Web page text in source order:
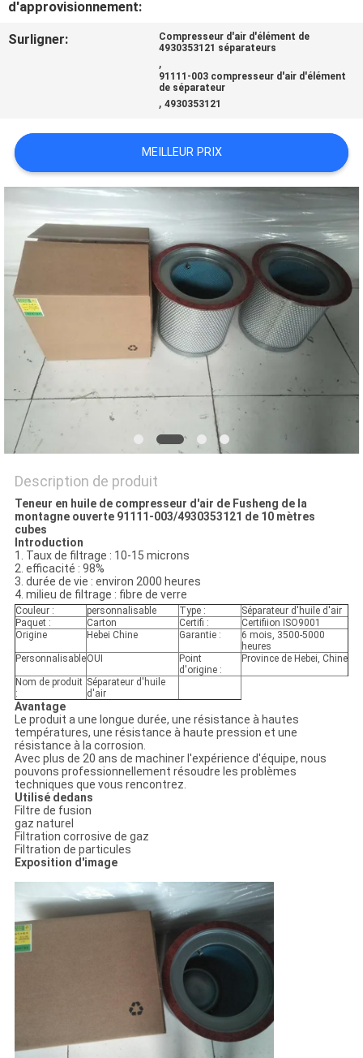
CONTACTEZ-
CAS
PLAN
DU
SITE
PRIVACY
POLICY
d'approvisionnement:
Surligner:
Compresseur d'air d'élément de
4930353121 séparateurs
,
91111-003 compresseur d'air d'élément
de séparateur
,4930353121
MEILLEUR PRIX
Description de produit
Teneur en huile de compresseur d'air de Fusheng de la
montagne ouverte 91111-003/4930353121 de 10 mètres
cubes
Introduction
1. Taux de filtrage : 10-15 microns
2. efficacité : 98%
3. durée de vie : environ 2000 heures
4. milieu de filtrage : fibre de verre
Couleur : personnalisable Type :
Séparateur d'huile d'air
Paquet :
Carton Certifi :
Certifiion ISO9001
Origine
Hebei Chine Garantie :
6 mois, 3500-5000
heures
PersonnalisableOUI
Point
d'origine :
Province de Hebei, Chine
Nom de produit
:
Séparateur d'huile
d'air
Avantage
Le produit a une longue durée, une résistance à hautes
températures, une résistance à haute pression et une
résistance à la corrosion.
Avec plus de 20 ans de machiner l'expérience d'équipe, nous
pouvons professionnellement résoudre les problèmes
techniques que vous rencontrez.
Utilisé dedans
Filtre de fusion
gaz naturel
Filtration corrosive de gaz
Filtration de particules
Exposition d'image